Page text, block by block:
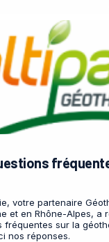
votre partenaire
et en Rhône-Alpes, a
fréquentes sur la
nos réponses.